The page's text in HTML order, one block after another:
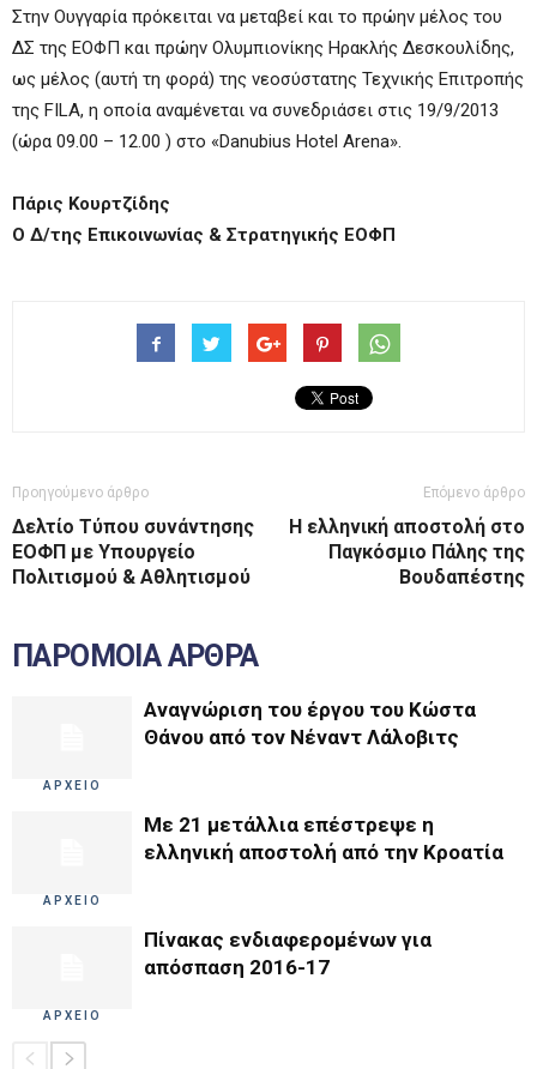
Στην Ουγγαρία πρόκειται να μεταβεί και το πρώην μέλος του
ΔΣ της ΕΟΦΠ και πρώην Ολυμπιονίκης Ηρακλής Δεσκουλίδης,
ως μέλος (αυτή τη φορά) της νεοσύστατης Τεχνικής Επιτροπής
της FILA, η οποία αναμένεται να συνεδριάσει στις 19/9/2013
(ώρα 09.00 – 12.00 ) στο «Danubius Hotel Arena».
Πάρις Κουρτζίδης
Ο Δ/της Επικοινωνίας & Στρατηγικής ΕΟΦΠ
Προηγούμενο άρθρο
Δελτίο Τύπου συνάντησης
ΕΟΦΠ με Υπουργείο
Πολιτισμού & Αθλητισμού
Επόμενο άρθρο
Η ελληνική αποστολή στο
Παγκόσμιο Πάλης της
Βουδαπέστης
ΠΑΡΟΜΟΙΑ ΑΡΘΡΑ
ΑΡΧΕΙΟ
Αναγνώριση του έργου του Κώστα
Θάνου από τον Νέναντ Λάλοβιτς
ΑΡΧΕΙΟ
Με 21 μετάλλια επέστρεψε η
ελληνική αποστολή από την Κροατία
ΑΡΧΕΙΟ
Πίνακας ενδιαφερομένων για
απόσπαση 2016-17